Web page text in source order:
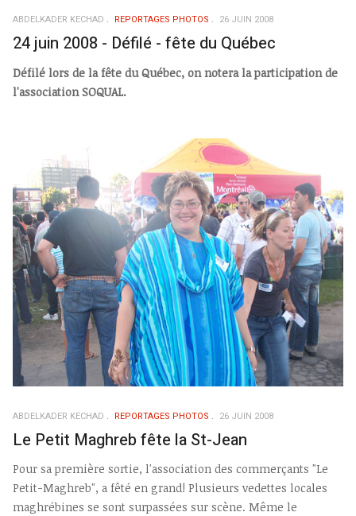
ABDELKADER KECHAD REPORTAGES PHOTOS 26 JUIN 2008
24 juin 2008 - Défilé - fête du Québec
Défilé lors de la fête du Québec, on notera la participation de
l'association SOQUAL.
ABDELKADER KECHAD REPORTAGES PHOTOS 26 JUIN 2008
Le Petit Maghreb fête la St-Jean
Pour sa première sortie, l'association des commerçants "Le
Petit-Maghreb", a fêté en grand! Plusieurs vedettes locales
maghrébines se sont surpassées sur scène. Même le